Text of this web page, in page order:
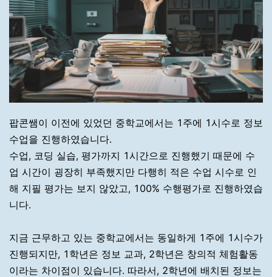
팝콘쌤이 이전에 있었던 중학교에서는 1주에 1시수로 정보
수업을 진행하였습니다.
수업, 코딩 실습, 평가까지 1시간으로 진행했기 때문에 수
업 시간이 굉장히 부족했지만 다행히 적은 수업 시수로 인
해 지필 평가는 보지 않았고, 100% 수행평가로 진행하였습
니다.
지금 근무하고 있는 중학교에서는 동일하게 1주에 1시수가
진행되지만, 1학년은 정보 교과, 2학년은 창의적 체험활동
이라는 차이점이 있습니다. 따라서, 2학년에 배치된 정보는